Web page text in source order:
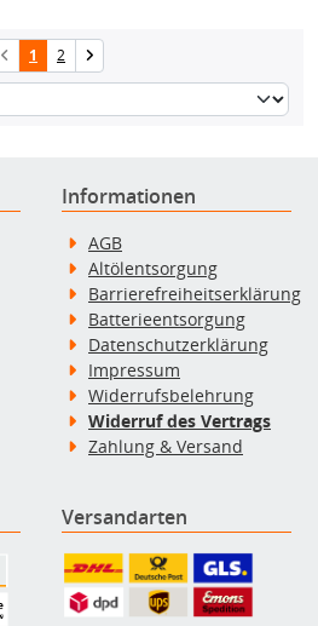
1 2
Informationen
AGB
Altölentsorgung
Barrierefreiheitserklärung
Batterieentsorgung
Datenschutzerklärung
Impressum
Widerrufsbelehrung
Widerruf des Vertrags
Zahlung & Versand
Versandarten